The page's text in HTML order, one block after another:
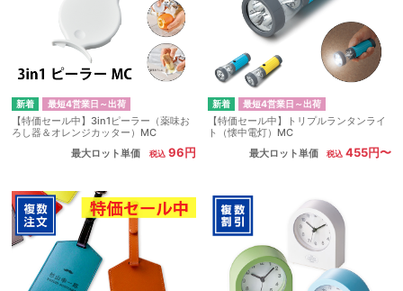
最短4営業日～出荷
【特価セール中】3in1ピーラー（薬味お
ろし器＆オレンジカッター）MC
最大ロット単価
96円
最短4営業日～出荷
【特価セール中】トリプルランタンライ
ト（懐中電灯）MC
最大ロット単価
455円〜